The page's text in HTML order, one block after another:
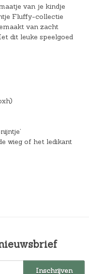
van je kindje
Fluffy-collectie
van zacht
dit leuke speelgoed
wieg of het ledikant